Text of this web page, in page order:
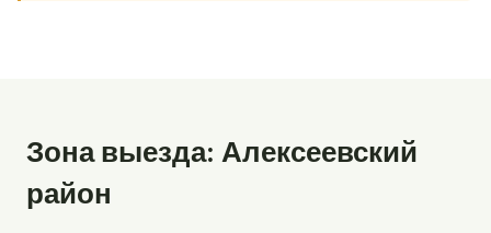
Зона выезда: Алексеевский
район